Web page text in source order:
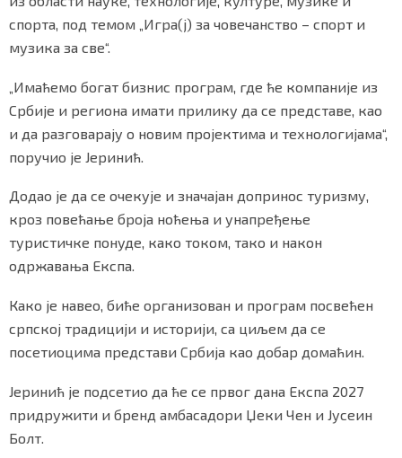
спорта, под темом „Игра(ј) за човечанство – спорт и
музика за све“.
„Имаћемо богат бизнис програм, где ће компаније из
Србије и региона имати прилику да се представе, као
и да разговарају о новим пројектима и технологијама“,
поручио је Јеринић.
Додао је да се очекује и значајан допринос туризму,
кроз повећање броја ноћења и унапређење
туристичке понуде, како током, тако и након
одржавања Експа.
Како је навео, биће организован и програм посвећен
српској традицији и историји, са циљем да се
посетиоцима представи Србија као добар домаћин.
Јеринић је подсетио да ће се првог дана Експа 2027
придружити и бренд амбасадори Џеки Чен и Јусеин
Болт.
ПРАТИТЕ НАС